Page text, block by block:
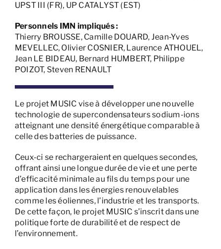
UPST III (FR), UP CATALYST (EST)
Personnels IMN impliqués :
Thierry BROUSSE, Camille DOUARD, Jean-Yves
MEVELLEC, Olivier COSNIER, Laurence ATHOUEL,
Jean LE BIDEAU, Bernard HUMBERT, Philippe
POIZOT, Steven RENAULT
Le projet MUSIC vise à développer une nouvelle
technologie de supercondensateurs sodium-ions
atteignant une densité énergétique comparable à
celle des batteries de puissance.
Ceux-ci se rechargeraient en quelques secondes,
offrant ainsi une longue durée de vie et une perte
d’efficacité minimale au fils du temps pour une
application dans les énergies renouvelables
comme les éoliennes, l’industrie et les transports.
De cette façon, le projet MUSIC s’inscrit dans une
politique forte de durabilité et de respect de
l’environnement.